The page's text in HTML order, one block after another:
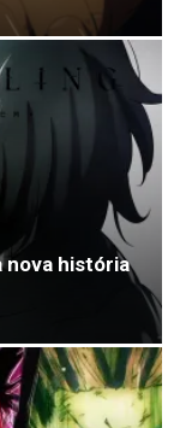
nova história